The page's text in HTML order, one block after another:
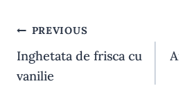
Navigare
în
articole
PREVIOUS
Inghetata de frisca cu
vanilie